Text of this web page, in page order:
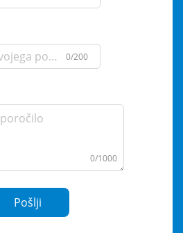
0/200
0/1000
Pošlji